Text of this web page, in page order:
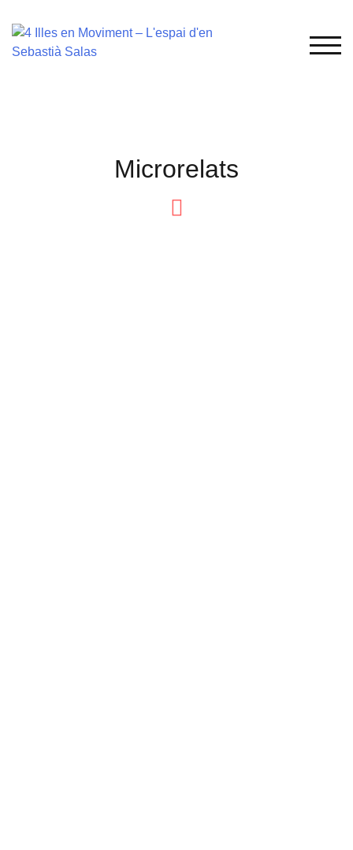
Microrelats